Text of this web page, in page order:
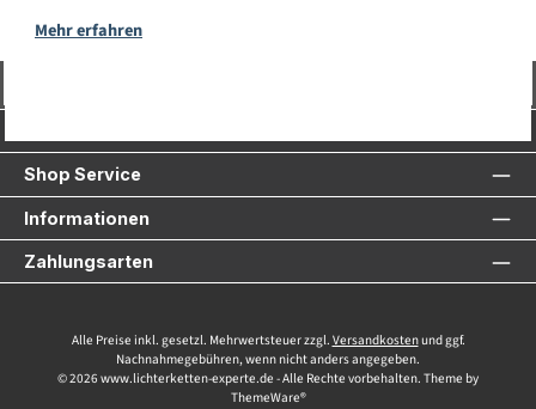
Mehr erfahren
Shop Service
Informationen
Zahlungsarten
Alle Preise inkl. gesetzl. Mehrwertsteuer zzgl. Versandkostenund ggf.
Nachnahmegebühren, wenn nicht anders angegeben.
© 2026 www.lichterketten-experte.de - Alle Rechte vorbehalten. Theme by
ThemeWare®